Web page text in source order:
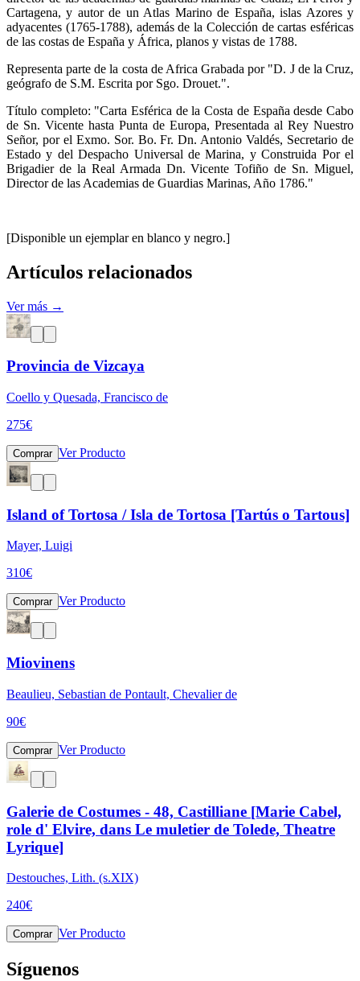
Cartagena, y autor de un Atlas Marino de España, islas Azores y
adyacentes (1765-1788), además de la Colección de cartas esféricas
de las costas de España y África, planos y vistas de 1788.
Representa parte de la costa de Africa Grabada por "D. J de la Cruz,
geógrafo de S.M. Escrita por Sgo. Drouet.".
Título completo: "Carta Esférica de la Costa de España desde Cabo
de Sn. Vicente hasta Punta de Europa, Presentada al Rey Nuestro
Señor, por el Exmo. Sor. Bo. Fr. Dn. Antonio Valdés, Secretario de
Estado y del Despacho Universal de Marina, y Construida Por el
Brigadier de la Real Armada Dn. Vicente Tofiño de Sn. Miguel,
Director de las Academias de Guardias Marinas, Año 1786."
[Disponible un ejemplar en blanco y negro.]
Artículos relacionados
Ver más →
Provincia de Vizcaya
Coello y Quesada, Francisco de
275€
Comprar Ver Producto
Island of Tortosa / Isla de Tortosa [Tartús o Tartous]
Mayer, Luigi
310€
Comprar Ver Producto
Miovinens
Beaulieu, Sebastian de Pontault, Chevalier de
90€
Comprar Ver Producto
Galerie de Costumes - 48, Castilliane [Marie Cabel,
role d' Elvire, dans Le muletier de Tolede, Theatre
Lyrique]
Destouches, Lith. (s.XIX)
240€
Comprar Ver Producto
Síguenos